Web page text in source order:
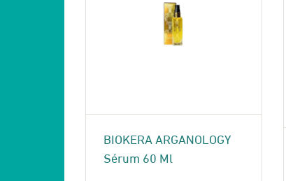
BIOKERA ARGANOLOGY
Sérum 60 Ml